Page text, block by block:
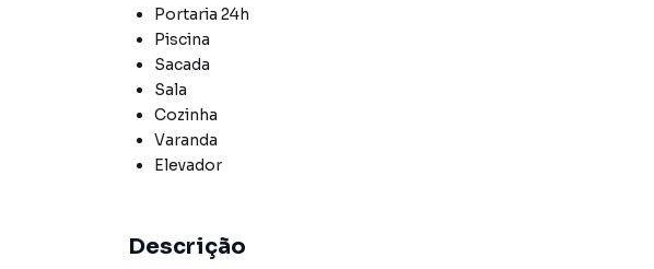
Portaria 24h
Piscina
Sacada
Sala
Cozinha
Varanda
Elevador
Descrição